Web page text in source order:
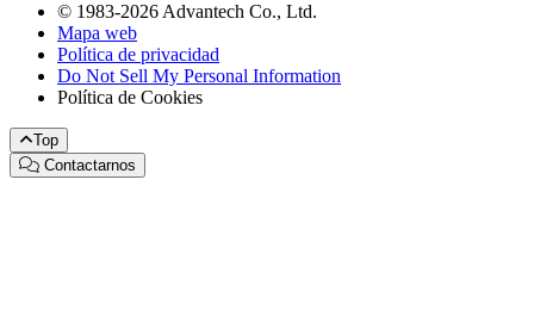
© 1983-2026 Advantech Co., Ltd.
Mapa web
Política de privacidad
Do Not Sell My Personal Information
Política de Cookies
Top
Contactarnos